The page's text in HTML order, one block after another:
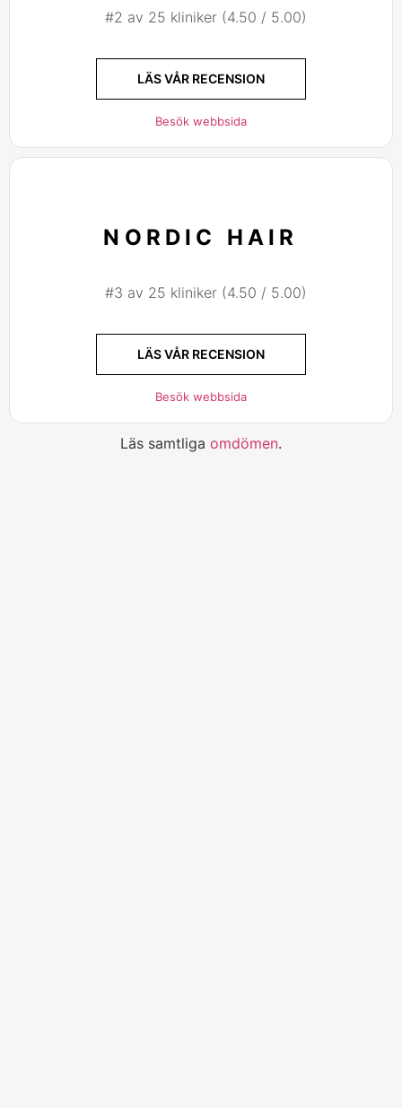
#2 av 25 kliniker (4.50 / 5.00)
LÄS VÅR RECENSION
Besök webbsida
NORDIC HAIR
#3 av 25 kliniker (4.50 / 5.00)
LÄS VÅR RECENSION
Besök webbsida
Läs samtliga omdömen.